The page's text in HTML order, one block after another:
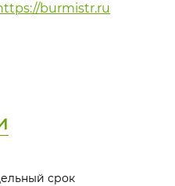
burmistr.ru
срок